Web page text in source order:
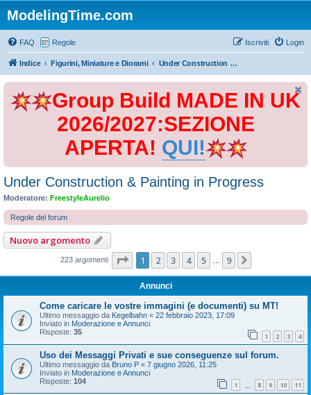
ModelingTime.com
FAQ Regole Login
Iscriviti
Indice Figurini, Miniature e Diorami Under Construction & Painting in Progress
Group Build MADE IN UK
2026/2027:SEZIONE
APERTA! QUI!
Under Construction & Painting in Progress
Moderatore: FreestyleAurelio
Regole del forum
Nuovo argomento
223 argomenti Pagina di
1 2 3 4 5 9
Annunci
Come caricare le vostre immagini (e documenti) su MT!
Ultimo messaggio da Kegelbahn « 22 febbraio 2023, 17:09
Inviato in Moderazione e Annunci
Risposte: 35 1 2 3 4
Uso dei Messaggi Privati e sue conseguenze sul forum.
Ultimo messaggio da Bruno P « 7 giugno 2026, 11:25
Inviato in Moderazione e Annunci
Risposte: 104 1 8 9 10 11